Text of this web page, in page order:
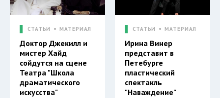
СТАТЬИ МАТЕРИАЛ
Доктор Джекилл и
мистер Хайд
сойдутся на сцене
Театра "Школа
драматического
искусства"
СТАТЬИ МАТЕРИАЛ
Ирина Винер
представит в
Петебурге
пластический
спектакль
"Наваждение"